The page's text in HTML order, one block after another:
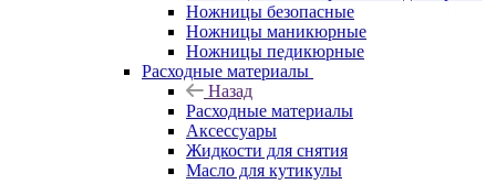
Ножницы безопасные
Ножницы маникюрные
Ножницы педикюрные
Расходные материалы
Назад
Расходные материалы
Аксессуары
Жидкости для снятия
Масло для кутикулы